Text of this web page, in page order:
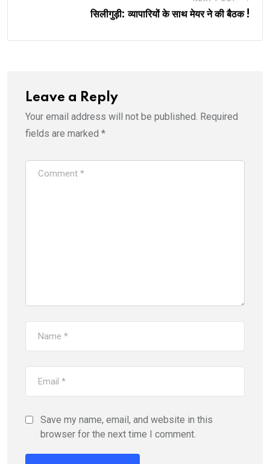
सिलीगुड़ी: व्यापारियों के साथ मेयर ने की बैठक !
Leave a Reply
Your email address will not be published. Required
fields are marked *
Save my name, email, and website in this
browser for the next time I comment.